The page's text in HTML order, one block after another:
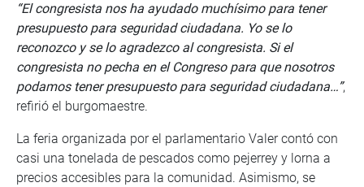
“El congresista nos ha ayudado muchísimo para tener
presupuesto para seguridad ciudadana. Yo se lo
reconozco y se lo agradezco al congresista. Si el
congresista no pecha en el Congreso para que nosotros
podamos tener presupuesto para seguridad ciudadana…”,
refirió el burgomaestre.
La feria organizada por el parlamentario Valer contó con
casi una tonelada de pescados como pejerrey y lorna a
precios accesibles para la comunidad. Asimismo, se